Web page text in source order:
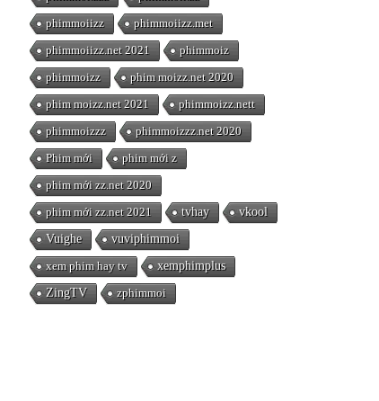
phimmoiizz
phimmoiizz.met
phimmoiizz.net 2021
phimmoiz
phimmoizz
phim moizz.net 2020
phim moizz.net 2021
phimmoizz.nett
phimmoizzz
phimmoizzz.net 2020
Phim mới
phim mới z
phim mới zz.net 2020
phim mới zz.net 2021
tvhay
vkool
Vuighe
vuviphimmoi
xem phim hay tv
xemphimplus
ZingTV
zphimmoi